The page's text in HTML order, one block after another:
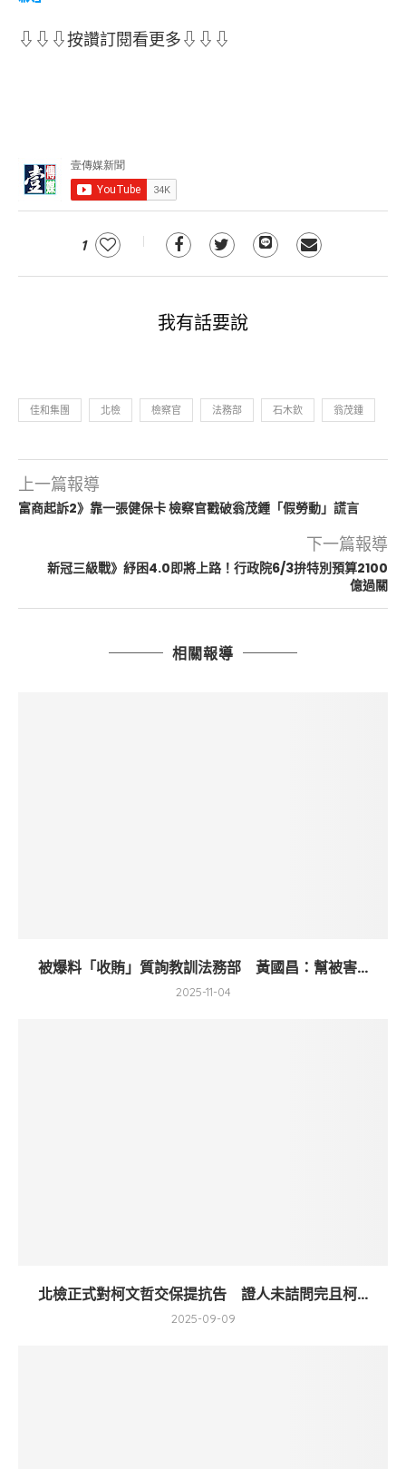
⇩⇩⇩按讚訂閱看更多⇩⇩⇩
1
我有話要說
佳和集團 北檢 檢察官 法務部 石木欽 翁茂鍾
上一篇報導
富商起訴2》靠一張健保卡 檢察官戳破翁茂鍾「假勞動」謊言
下一篇報導
新冠三級戰》紓困4.0即將上路！行政院6/3拚特別預算2100
億過關
相關報導
被爆料「收賄」質詢教訓法務部 黃國昌：幫被害...
2025-11-04
北檢正式對柯文哲交保提抗告 證人未詰問完且柯...
2025-09-09